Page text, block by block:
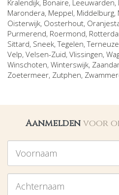
Kralendijk, Bonaire, Leeuwarden,
Marondera, Meppel, Middelburg,
Oisterwijk, Oosterhout,
Purmerend, Roermond,
Sittard, Sneek,Tegelen,
Velp, Velsen-Zuid, Vlissingen,
Winschoten, Winterswijk,
Zoetermeer, Zutphen,
Aanmelden voor
Voornaam
Achternaam